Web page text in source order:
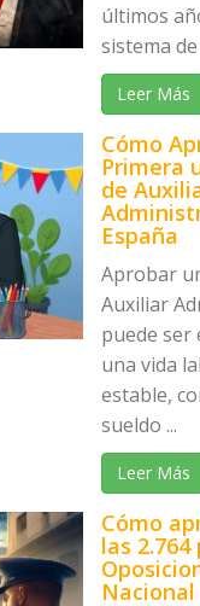
últimos
sistema de
Leer Más
Cómo
Primera
de
España
Aprobar
Auxiliar
puede ser
una vida
estable,
sueldo ...
Leer Más
Cómo
las
Nacional